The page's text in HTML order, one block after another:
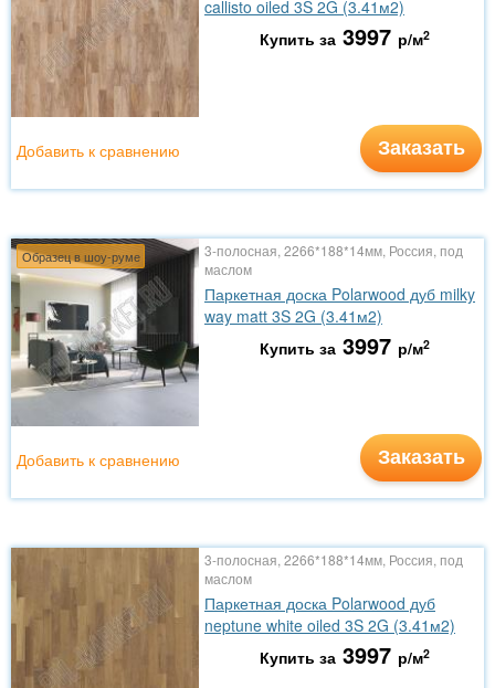
callisto oiled 3S 2G (3.41м2)
Купить за 3997 р/м2
Заказать
Добавить к сравнению
Образец в шоу-руме
3-полосная, 2266*188*14мм, Россия, под
маслом
Паркетная доска Polarwood дуб milky
way matt 3S 2G (3.41м2)
Купить за 3997 р/м2
Заказать
Добавить к сравнению
3-полосная, 2266*188*14мм, Россия, под
маслом
Паркетная доска Polarwood дуб
neptune white oiled 3S 2G (3.41м2)
Купить за 3997 р/м2